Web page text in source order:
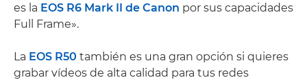
es la EOS R6 Mark II de Canon por sus capacidades
Full Frame».
La EOS R50 también es una gran opción si quieres
grabar vídeos de alta calidad para tus redes